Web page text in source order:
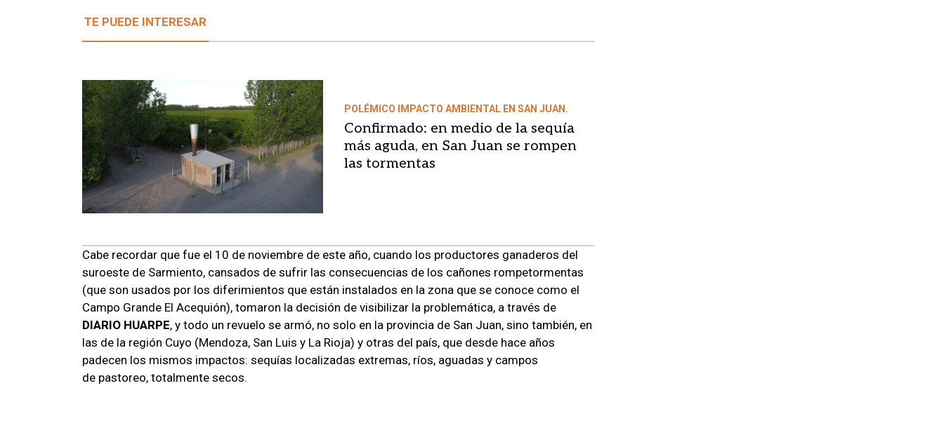
TE PUEDE INTERESAR
POLÉMICO IMPACTO AMBIENTAL EN SAN JUAN.
Confirmado: en medio de la sequía
más aguda, en San Juan se rompen
las tormentas
Cabe recordar que fue el 10 de noviembre de este año, cuando los productores ganaderos del
suroeste de Sarmiento, cansados de sufrir las consecuencias de los cañones rompetormentas
(que son usados por los diferimientos que están instalados en la zona que se conoce como el
Campo Grande El Acequión), tomaron la decisión de visibilizar la problemática, a través de
DIARIO HUARPE, y todo un revuelo se armó, no solo en la provincia de San Juan, sino también, en
las de la región Cuyo (Mendoza, San Luis y La Rioja) y otras del país, que desde hace años
padecen los mismos impactos: sequías localizadas extremas, ríos, aguadas y campos
de pastoreo, totalmente secos.